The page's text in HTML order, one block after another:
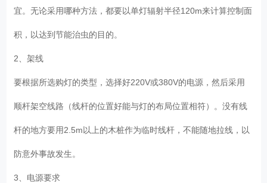
宜。无论采用哪种方法，都要以单灯辐射半径120m来计算控制面
积，以达到节能治虫的目的。
2、架线
要根据所选购灯的类型，选择好220V或380V的电源，然后采用
顺杆架空线路（线杆的位置好能与灯的布局位置相符）。没有线
杆的地方要用2.5m以上的木桩作为临时线杆，不能随地拉线，以
防意外事故发生。
3、电源要求